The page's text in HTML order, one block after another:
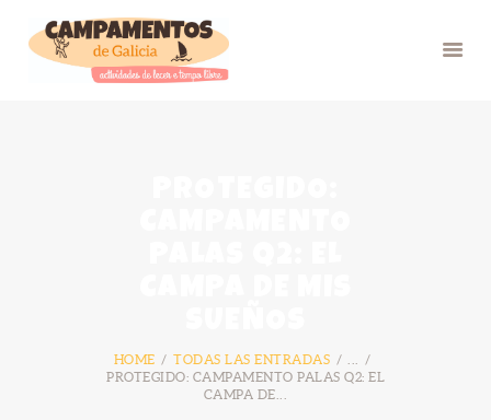
HOME TODAS LAS ENTRADAS
PROTEGIDO: CAMPAMENTO PALAS Q2: EL
CAMPA DE...
CONTACTO